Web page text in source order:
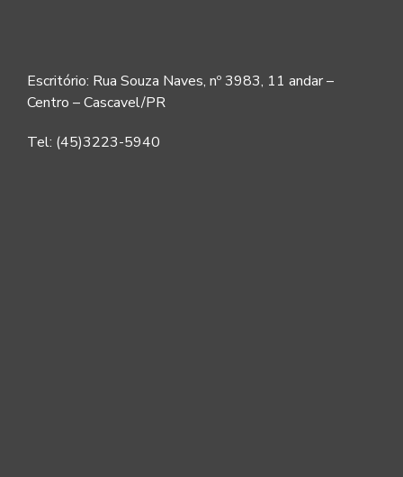
Escritório: Rua Souza Naves, nº 3983, 11 andar –
Centro – Cascavel/PR
Tel: (45)3223-5940